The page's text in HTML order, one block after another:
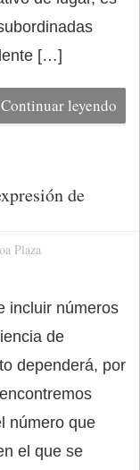
[…]
Continuar leyendo
de
Plaza
incluir números
de
dependerá, por
número que
el que se